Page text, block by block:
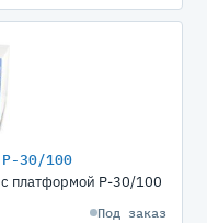
30/100
платформой P-30/100
Под заказ